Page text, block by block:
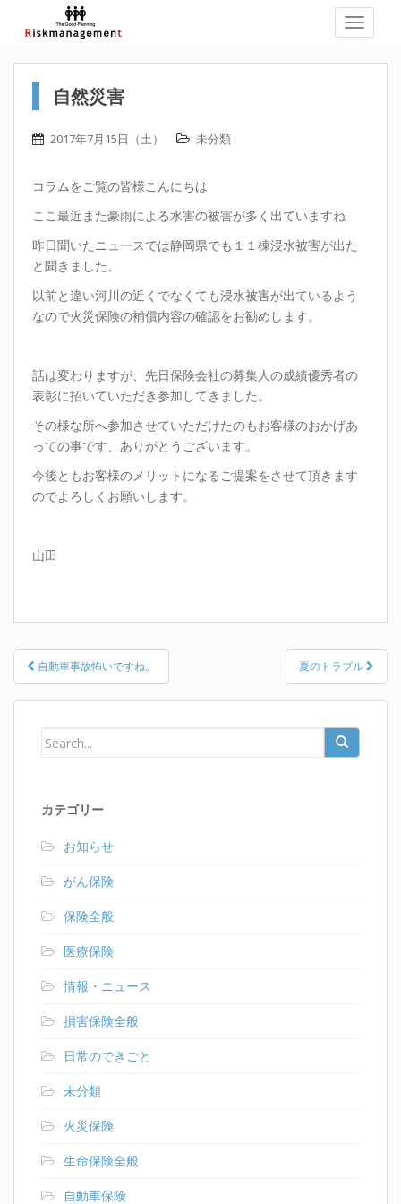
自然災害
2017年7月15日（土） 未分類
コラムをご覧の皆様こんにちは
ここ最近また豪雨による水害の被害が多く出ていますね
昨日聞いたニュースでは静岡県でも１１棟浸水被害が出た
と聞きました。
以前と違い河川の近くでなくても浸水被害が出ているよう
なので火災保険の補償内容の確認をお勧めします。
話は変わりますが、先日保険会社の募集人の成績優秀者の
表彰に招いていただき参加してきました。
その様な所へ参加させていただけたのもお客様のおかげあ
っての事です、ありがとうございます。
今後ともお客様のメリットになるご提案をさせて頂きます
のでよろしくお願いします。
山田
Post
navigation
自動車事故怖いですね。 夏のトラブル
カテゴリー
お知らせ
がん保険
保険全般
医療保険
情報・ニュース
損害保険全般
日常のできごと
未分類
火災保険
生命保険全般
自動車保険